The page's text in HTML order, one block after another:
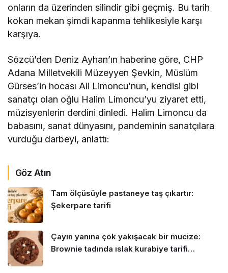
onların da üzerinden silindir gibi geçmiş. Bu tarih
kokan mekan şimdi kapanma tehlikesiyle karşı
karşıya.
Sözcü’den Deniz Ayhan’ın haberine göre, CHP
Adana Milletvekili Müzeyyen Şevkin, Müslüm
Gürses’in hocası Ali Limoncu’nun, kendisi gibi
sanatçı olan oğlu Halim Limoncu’yu ziyaret etti,
müzisyenlerin derdini dinledi. Halim Limoncu da
babasını, sanat dünyasını, pandeminin sanatçılara
vurduğu darbeyi, anlattı:
Göz Atın
Tam ölçüsüyle pastaneye taş çıkartır:
Şekerpare tarifi
Çayın yanına çok yakışacak bir mucize:
Brownie tadında ıslak kurabiye tarifi…